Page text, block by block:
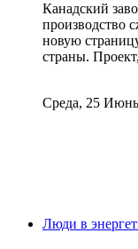
Канадский
производство
новую
страны.
Среда, 25
Люди в